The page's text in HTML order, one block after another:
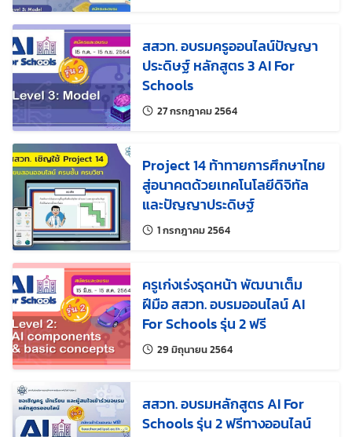
สสวท. อบรมครูออนไลน์ปัญญา
ประดิษฐ์ หลักสูตร 3 AI For
Schools
27 กรกฎาคม 2564แก้ไขล่าสุดเมื่อ:
Project 14 ท้าทายการศึกษาไทย
สู่อนาคตด้วยเทคโนโลยีดิจิทัล
และปัญญาประดิษฐ์
1 กรกฎาคม 2564แก้ไขล่าสุดเมื่อ:
ครูเก่งเร่งรุดหน้า พัฒนาเต็ม
ฝีมือ สสวท. อบรมออนไลน์ AI
For Schools รุ่น 2 ฟรี
29 มิถุนายน 2564แก้ไขล่าสุดเมื่อ:
สสวท. อบรมหลักสูตร AI For
Schools รุ่น 2 ฟรีทางออนไลน์